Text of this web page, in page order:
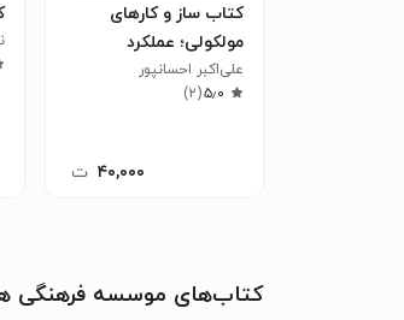
کتاب ساز و کارهای
مولکولی؛ عملکرد
هورمون‌های گیاهی
علی‌اکبر احسانپور
۵٫۰(۲)
۴۰,۰۰۰ ت
کتاب‌های موسسه فرهنگی